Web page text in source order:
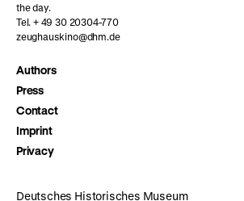
the day.
Tel. + 49 30 20304-770
zeughauskino@dhm.de
Authors
Press
Contact
Imprint
Privacy
Deutsches Historisches Museum